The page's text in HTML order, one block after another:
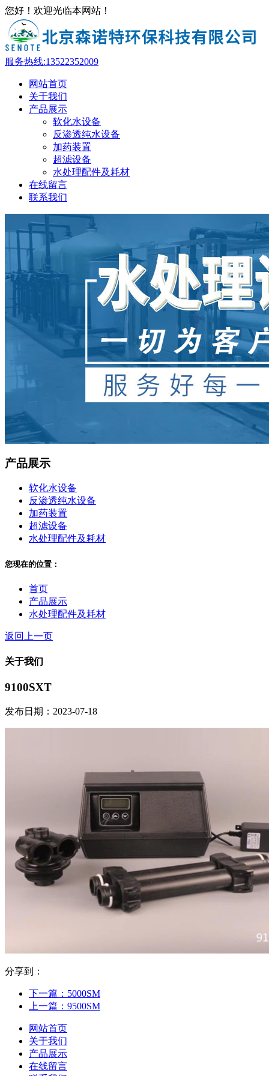
您好！欢迎光临本网站！
服务热线:13522352009
网站首页
关于我们
产品展示
软化水设备
反渗透纯水设备
加药装置
超滤设备
水处理配件及耗材
在线留言
联系我们
产品展示
软化水设备
反渗透纯水设备
加药装置
超滤设备
水处理配件及耗材
您现在的位置：
首页
产品展示
水处理配件及耗材
返回上一页
关于我们
9100SXT
发布日期：2023-07-18
分享到：
下一篇： 5000SM
上一篇： 9500SM
网站首页
关于我们
产品展示
在线留言